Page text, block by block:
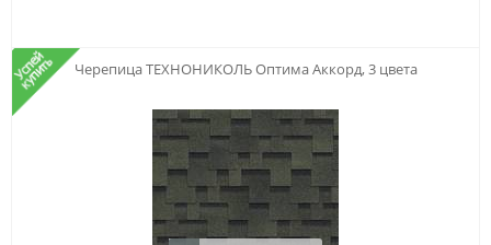
123
Черепица ТЕХНОНИКОЛЬ Оптима Аккорд, 3 цвета